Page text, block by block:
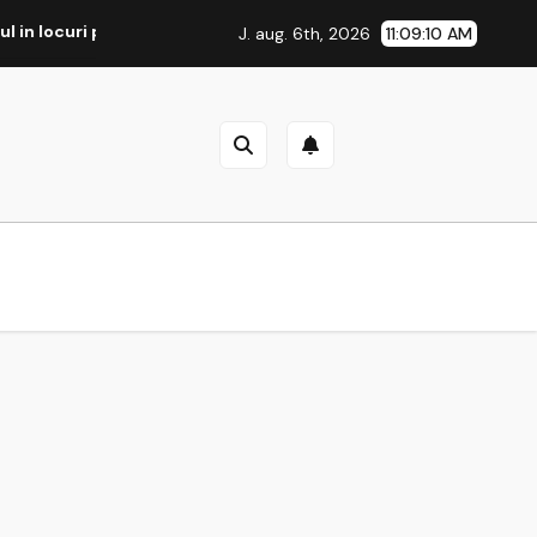
locuri publice. Opinia unei foste fumatoare
J. aug. 6th, 2026 11:09:10 AM